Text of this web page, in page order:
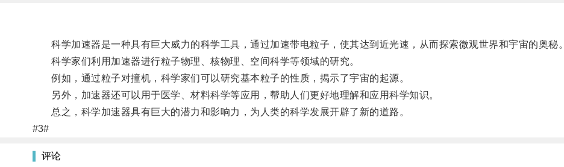
科学加速器是一种具有巨大威力的科学工具，通过加速带电粒子，使其达到近光速，从而探索微观世界和宇宙的奥秘。
科学家们利用加速器进行粒子物理、核物理、空间科学等领域的研究。
例如，通过粒子对撞机，科学家们可以研究基本粒子的性质，揭示了宇宙的起源。
另外，加速器还可以用于医学、材料科学等应用，帮助人们更好地理解和应用科学知识。
总之，科学加速器具有巨大的潜力和影响力，为人类的科学发展开辟了新的道路。
#3#
评论